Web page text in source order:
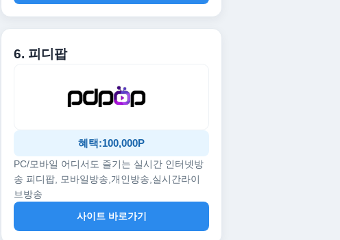
6. 피디팝
혜택:100,000P
PC/모바일 어디서도 즐기는 실시간 인터넷방
송 피디팝, 모바일방송,개인방송,실시간라이
브방송
사이트 바로가기